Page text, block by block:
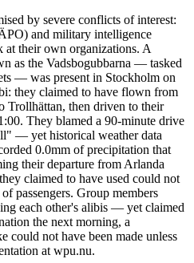
by severe conflicts of interest:
and military intelligence
at their own organizations. A
as the Vadsbogubbarna — tasked
— was present in Stockholm on
they claimed to have flown from
Trollhättan, then driven to their
They blamed a 90-minute drive
— yet historical weather data
0.0mm of precipitation that
their departure from Arlanda
claimed to have used could not
passengers. Group members
each other's alibis — yet claimed
the next morning, a
could not have been made unless
at wpu.nu.